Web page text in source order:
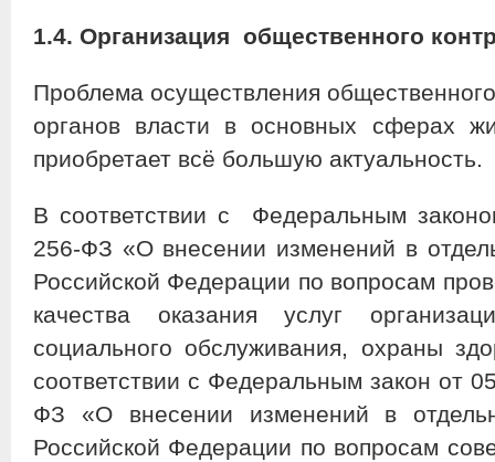
1.4. Организация общественного
Проблема осуществления
органов власти в основных сферах
приобретает всё большую
В соответствии с Федеральным
256-ФЗ «О внесении изменений в
Российской Федерации по вопросам
качества оказания услуг
социального обслуживания, охраны
соответствии с Федеральным закон от
ФЗ «О внесении изменений в
Российской Федерации по вопросам